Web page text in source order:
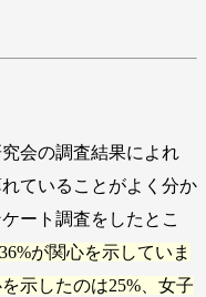
会の調査結果によれ
ていることがよく分か
ート調査をしたとこ
が関心を示していま
示したのは25%、女子